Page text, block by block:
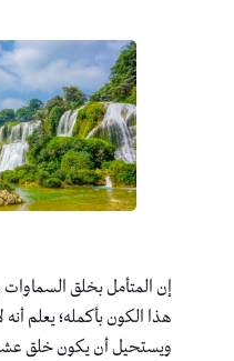
إن المتأمل بخلق
هذا الكون بأكمله؛ يعلم
ويستحيل أن يكون خلق